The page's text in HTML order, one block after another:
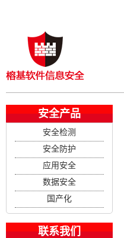
安全产品
安全检测
安全防护
应用安全
数据安全
国产化
联系我们